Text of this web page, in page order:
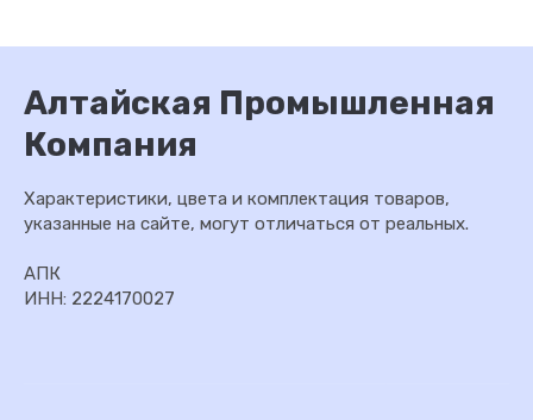
Алтайская Промышленная
Компания
Характеристики, цвета и комплектация товаров,
указанные на сайте, могут отличаться от реальных.
АПК
ИНН: 2224170027